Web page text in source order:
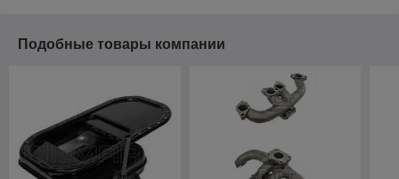
Подобные товары компании